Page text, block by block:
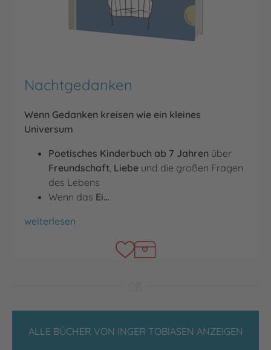
Nachtgedanken
Wenn Gedanken kreisen wie ein kleines
Universum
Poetisches Kinderbuch ab 7 Jahren über
Freundschaft Liebe und die großen Fragen
des Lebens
Wenn das Ei…
Nachtgedanken
weiterlesen
ALLE BÜCHER VON INGER TOBIASEN ANZEIGEN